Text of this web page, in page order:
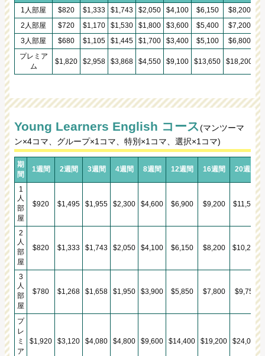
1人部屋
$820 $1,333 $1,743 $2,050 $4,100 $6,150 $8,200
2人部屋
$720 $1,170 $1,530 $1,800 $3,600 $5,400 $7,200
3人部屋
$680 $1,105 $1,445 $1,700 $3,400 $5,100 $6,800
プレミア
ム
$1,820 $2,958 $3,868 $4,550 $9,100 $13,650 $18,200
Young Learners English コース(マンツーマ
ン×4コマ、グループ×1コマ、特別×1コマ、選択×1コマ)
期
間
1週間 2週間 3週間 4週間 8週間 12週間 16週間 20週間
1
人
部
屋
$920 $1,495 $1,955 $2,300 $4,600 $6,900 $9,200 $11,500
2
人
部
屋
$820 $1,333 $1,743 $2,050 $4,100 $6,150 $8,200 $10,250
3
人
部
屋
$780 $1,268 $1,658 $1,950 $3,900 $5,850 $7,800 $9,750
プ
レ
ミ
ア
$1,920 $3,120 $4,080 $4,800 $9,600 $14,400 $19,200 $24,000